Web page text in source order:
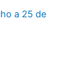
a 25 de